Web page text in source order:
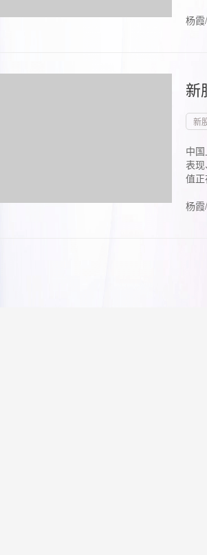
杨
新
新
中
表
值
杨